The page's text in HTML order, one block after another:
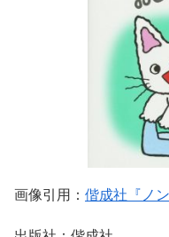
画像引用： 偕成社『ノ